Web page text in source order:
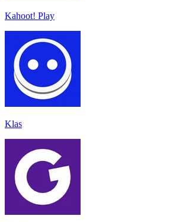
Kahoot! Play
Klas